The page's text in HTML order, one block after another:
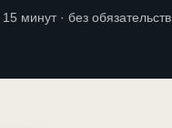
минут · без обязательств